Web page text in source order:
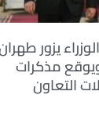
يزور
مذكرات
التعاون